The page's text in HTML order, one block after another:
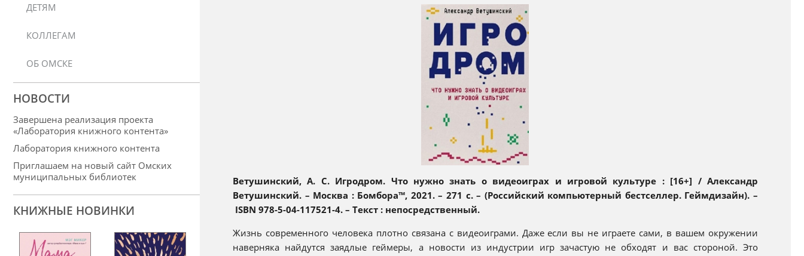
Ветушинский, А. С. Игродром. Что нужно знать о видеоиграх и игровой культуре : [16+] / Александр
Ветушинский. – Москва : Бомбора™, 2021. – 271 с. – (Российский компьютерный бестселлер. Геймдизайн). –
ISBN 978-5-04-117521-4. – Текст : непосредственный.
Жизнь современного человека плотно связана с видеоиграми. Даже если вы не играете сами, в вашем окружении
наверняка найдутся заядлые геймеры, а новости из индустрии игр зачастую не обходят и вас стороной. Это
ДЕТЯМ
КОЛЛЕГАМ
ОБ ОМСКЕ
НОВОСТИ
Завершена реализация проекта
«Лаборатория книжного контента»
Лаборатория книжного контента
Приглашаем на новый сайт Омских
муниципальных библиотек
КНИЖНЫЕ НОВИНКИ